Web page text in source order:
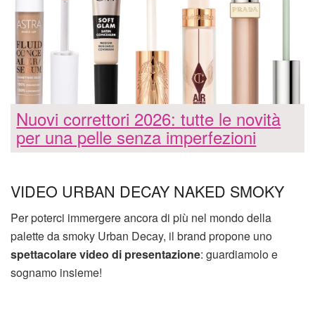
Nuovi correttori 2026: tutte le novità
per una pelle senza imperfezioni
VIDEO URBAN DECAY NAKED SMOKY
Per poterci immergere ancora di più nel mondo della
palette da smoky Urban Decay, il brand propone uno
spettacolare video di presentazione: guardiamolo e
sognamo insieme!